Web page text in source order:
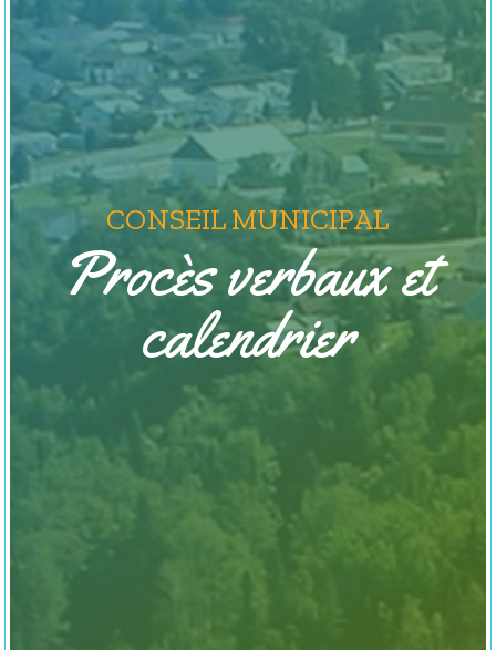
CONSEIL MUNICIPAL
Procès verbaux et
calendrier